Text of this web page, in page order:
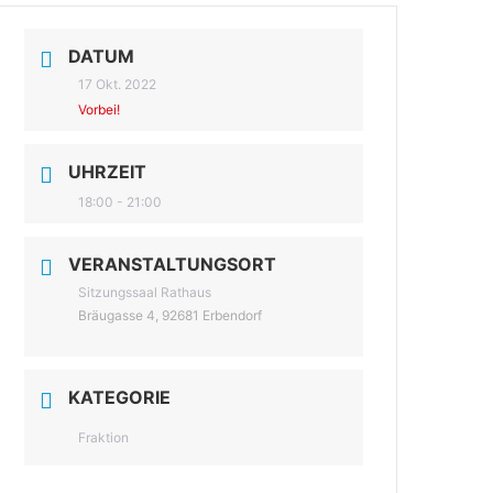
DATUM
17 Okt. 2022
Vorbei!
UHRZEIT
18:00 - 21:00
VERANSTALTUNGSORT
Sitzungssaal Rathaus
Bräugasse 4, 92681 Erbendorf
KATEGORIE
Fraktion